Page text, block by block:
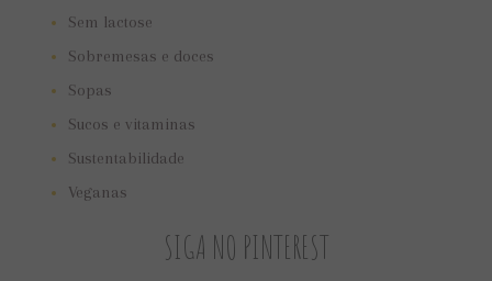
Sem lactose
Sobremesas e doces
Sopas
Sucos e vitaminas
Sustentabilidade
Veganas
SIGA NO PINTEREST